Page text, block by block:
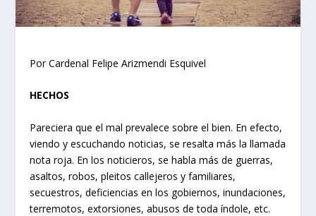
Por Cardenal Felipe Arizmendi Esquivel
HECHOS
Pareciera que el mal prevalece sobre el bien. En efecto,
viendo y escuchando noticias, se resalta más la llamada
nota roja. En los noticieros, se habla más de guerras,
asaltos, robos, pleitos callejeros y familiares,
secuestros, deficiencias en los gobiernos, inundaciones,
terremotos, extorsiones, abusos de toda índole, etc.